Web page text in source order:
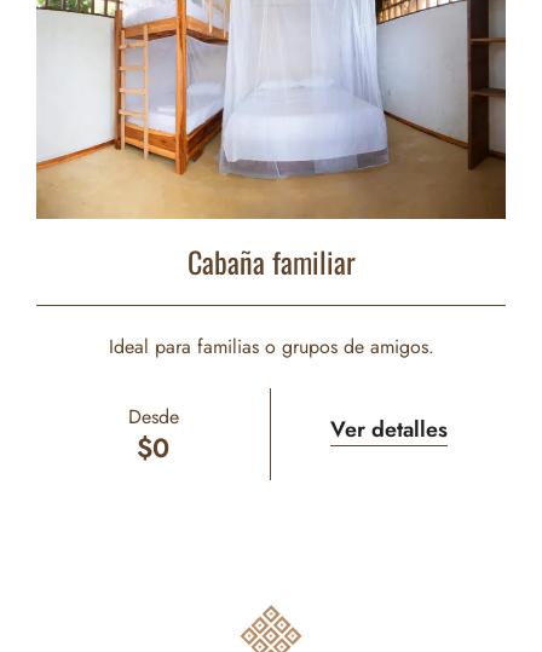
Cabaña familiar
Ideal para familias o grupos de amigos.
Desde
$0 Ver detalles